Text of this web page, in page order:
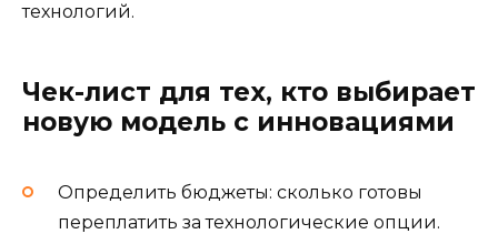
технологий.
Чек-лист для тех, кто выбирает
новую модель с инновациями
Определить бюджеты: сколько готовы
переплатить за технологические опции.